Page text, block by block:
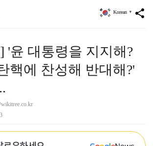
share
Korean ▼
'윤 대통령을 지지해?
핵에 찬성해 반대해?'